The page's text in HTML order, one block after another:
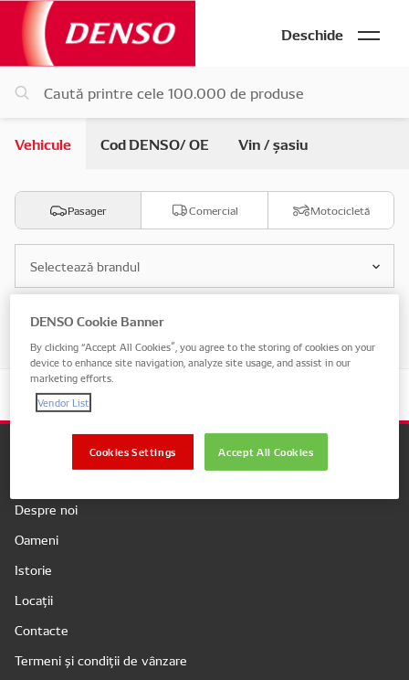
Deschide
Vehicule Cod DENSO/ OE Vin / șasiu
Pasager Comercial Motocicletă
Selectează brandul
Selectează modelul
Companie
Despre noi
Oameni
Istorie
Locații
Contacte
Termeni și condiții de vânzare
DENSO Cookie Banner
By clicking “Accept All Cookies”, you agree to the storing of cookies on your
device to enhance site navigation, analyze site usage, and assist in our
marketing efforts.
Vendor List
Accept All Cookies
Cookies Settings